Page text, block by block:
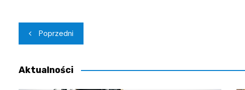
Nawigacja
wpisu
Poprzedni
Aktualności